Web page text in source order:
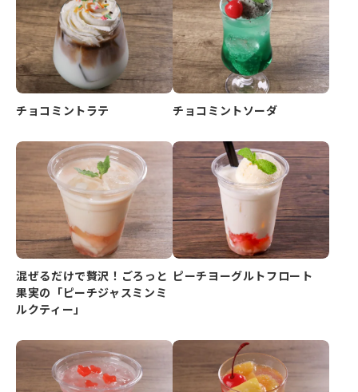
チョコミントラテ チョコミントソーダ
混ぜるだけで贅沢！ごろっと
果実の「ピーチジャスミンミ
ルクティー」
ピーチヨーグルトフロート